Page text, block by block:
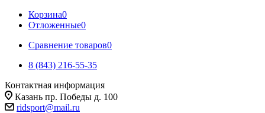
Корзина0
Отложенные0
Сравнение товаров0
8 (843) 216-55-35
Контактная информация
Казань пр. Победы д. 100
ridsport@mail.ru